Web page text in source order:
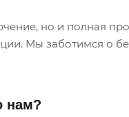
но и полная
Мы заботимся о
нам?